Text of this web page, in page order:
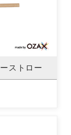
ストロー